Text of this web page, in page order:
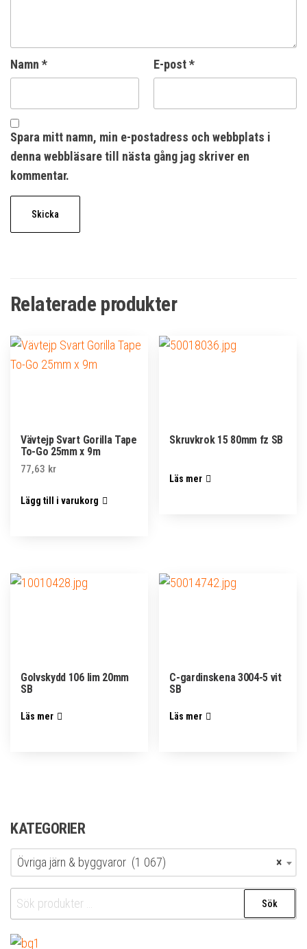
Namn * E-post*
Spara mitt namn, min e-postadress och webbplats i
denna webbläsare till nästa gång jag skriver en
kommentar.
Relaterade produkter
Vävtejp Svart Gorilla Tape
To-Go 25mm x 9m
77,63 kr
Lägg till i varukorg
Skruvkrok 15 80mm fz SB
Läs mer
Golvskydd 106 lim 20mm
SB
Läs mer
C-gardinskena 3004-5 vit
SB
Läs mer
KATEGORIER
×
Övriga järn & byggvaror (1 067)
Sök
efter:
Sök